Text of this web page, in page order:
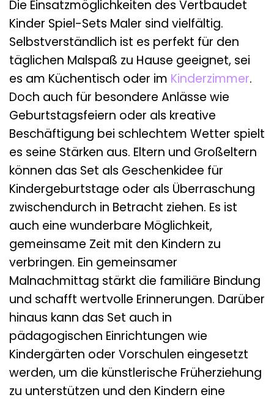
Die Einsatzmöglichkeiten des Vertbaudet
Kinder Spiel-Sets Maler sind vielfältig.
Selbstverständlich ist es perfekt für den
täglichen Malspaß zu Hause geeignet, sei
es am Küchentisch oder im Kinderzimmer.
Doch auch für besondere Anlässe wie
Geburtstagsfeiern oder als kreative
Beschäftigung bei schlechtem Wetter spielt
es seine Stärken aus. Eltern und Großeltern
können das Set als Geschenkidee für
Kindergeburtstage oder als Überraschung
zwischendurch in Betracht ziehen. Es ist
auch eine wunderbare Möglichkeit,
gemeinsame Zeit mit den Kindern zu
verbringen. Ein gemeinsamer
Malnachmittag stärkt die familiäre Bindung
und schafft wertvolle Erinnerungen. Darüber
hinaus kann das Set auch in
pädagogischen Einrichtungen wie
Kindergärten oder Vorschulen eingesetzt
werden, um die künstlerische Früherziehung
zu unterstützen und den Kindern eine